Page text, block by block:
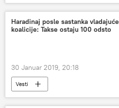
Haradinaj posle sastanka vladajuće
koalicije: Takse ostaju 100 odsto
30 Januar 2019, 20:18
Vesti